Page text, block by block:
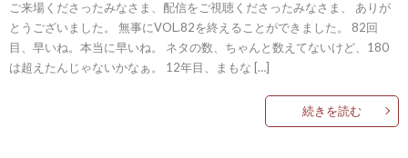
ご来場くださったみなさま、配信をご視聴くださったみなさま、 ありが
とうございました。 無事にVOL.82を終えることができました。 82回
目、早いね。本当に早いね。 ネタの数、ちゃんと数えてないけど、180
は超えたんじゃないかなぁ。 12年目、まもな […]
続きを読む